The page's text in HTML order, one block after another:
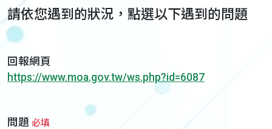
請依您遇到的狀況，點選以下遇到的問題
回報網頁
https://www.moa.gov.tw/ws.php?id=6087
問題 必填